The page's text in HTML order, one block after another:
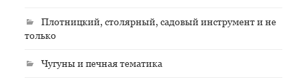
Плотницкий, столярный, садовый инструмент и не
только
Чугуны и печная тематика